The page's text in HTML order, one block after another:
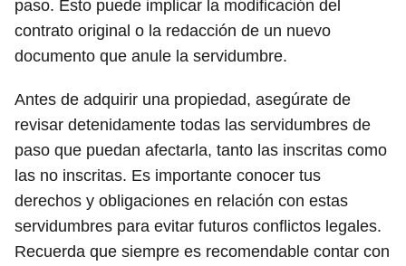
paso. Esto puede implicar la modificación del
contrato original o la redacción de un nuevo
documento que anule la servidumbre.
Antes de adquirir una propiedad, asegúrate de
revisar detenidamente todas las servidumbres de
paso que puedan afectarla, tanto las inscritas como
las no inscritas. Es importante conocer tus
derechos y obligaciones en relación con estas
servidumbres para evitar futuros conflictos legales.
Recuerda que siempre es recomendable contar con